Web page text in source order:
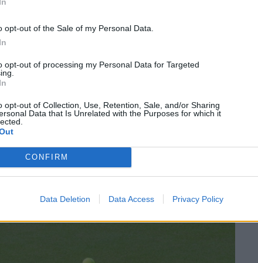
opt-out of the Sale of my Personal Data.
opt-out of processing my Personal Data for Targeted
opt-out of Collection, Use, Retention, Sale, and/or Sharing
Data that Is Unrelated with the Purposes for which it
CONFIRM
Data Deletion Data Access Privacy Policy
szólhat hozzá.Belépés itt!
Legyél te az első!